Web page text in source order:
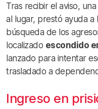
Tras recibir el aviso,
al lugar, prestó ayuda a
búsqueda de los
localizado escondido
lanzado para intentar
trasladado a
Ingreso en